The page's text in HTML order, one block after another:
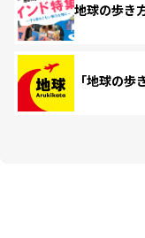
地球の歩き
「地球の